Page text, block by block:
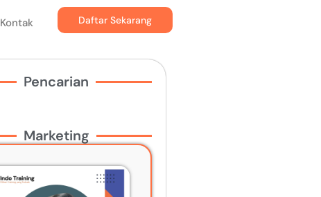
Kontak Daftar Sekarang
Pencarian
Marketing